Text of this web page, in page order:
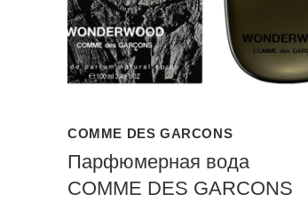
COMME DES GARCONS
Парфюмерная вода
COMME DES GARCONS